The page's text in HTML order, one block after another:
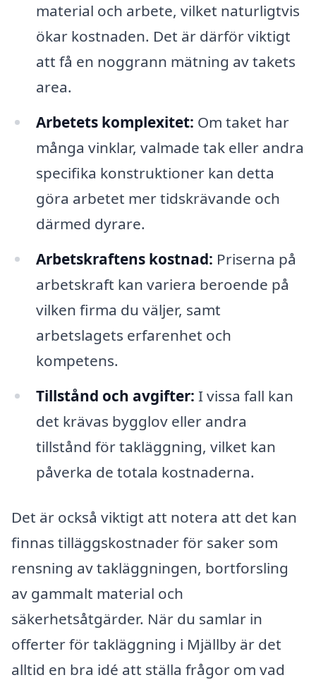
material och arbete, vilket naturligtvis
ökar kostnaden. Det är därför viktigt
att få en noggrann mätning av takets
area.
Arbetets komplexitet: Om taket har
många vinklar, valmade tak eller andra
specifika konstruktioner kan detta
göra arbetet mer tidskrävande och
därmed dyrare.
Arbetskraftens kostnad: Priserna på
arbetskraft kan variera beroende på
vilken firma du väljer, samt
arbetslagets erfarenhet och
kompetens.
Tillstånd och avgifter: I vissa fall kan
det krävas bygglov eller andra
tillstånd för takläggning, vilket kan
påverka de totala kostnaderna.
Det är också viktigt att notera att det kan
finnas tilläggskostnader för saker som
rensning av takläggningen, bortforsling
av gammalt material och
säkerhetsåtgärder. När du samlar in
offerter för takläggning i Mjällby är det
alltid en bra idé att ställa frågor om vad